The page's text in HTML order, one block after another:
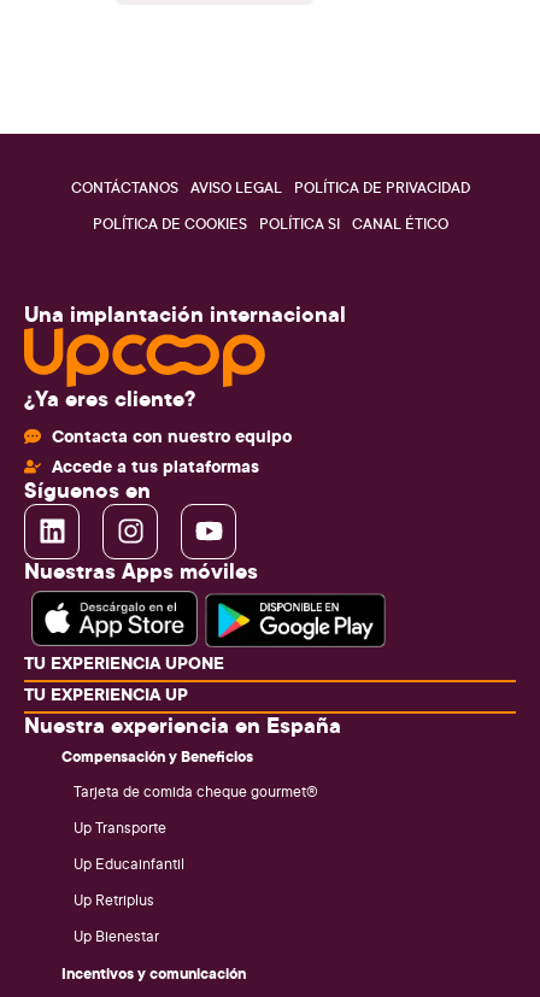
CONTÁCTANOS AVISO LEGAL
POLÍTICA DE PRIVACIDAD
POLÍTICA DE COOKIES
POLÍTICA SI CANAL ÉTICO
Una implantación internacional
¿Ya eres cliente?
Contacta con nuestro equipo
Accede a tus plataformas
Síguenos en
Nuestras Apps móviles
TU EXPERIENCIA UPONE
TU EXPERIENCIA UP
Nuestra experiencia en España
Compensación y Beneficios
Tarjeta de comida cheque gourmet®
Up Transporte
Up Educainfantil
Up Retriplus
Up Bienestar
Incentivos y comunicación